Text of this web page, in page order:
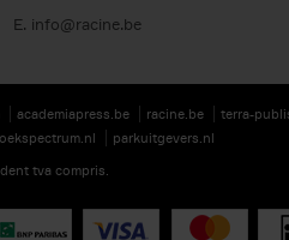
E. info@racine.be
academiapress.be racine.be
terra-
parkuitgevers.nl
tva compris.